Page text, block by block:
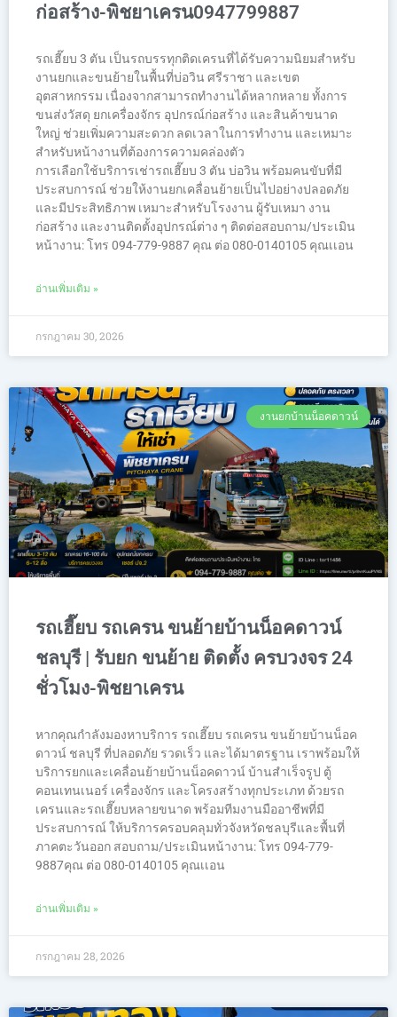
ก่อสร้าง-พิชยาเครน0947799887
รถเฮี๊ยบ 3 ตัน เป็นรถบรรทุกติดเครนที่ได้รับความนิยมสำหรับ
งานยกและขนย้ายในพื้นที่บ่อวิน ศรีราชา และเขต
อุตสาหกรรม เนื่องจากสามารถทำงานได้หลากหลาย ทั้งการ
ขนส่งวัสดุ ยกเครื่องจักร อุปกรณ์ก่อสร้าง และสินค้าขนาด
ใหญ่ ช่วยเพิ่มความสะดวก ลดเวลาในการทำงาน และเหมาะ
สำหรับหน้างานที่ต้องการความคล่องตัว
การเลือกใช้บริการเช่ารถเฮี๊ยบ 3 ตัน บ่อวิน พร้อมคนขับที่มี
ประสบการณ์ ช่วยให้งานยกเคลื่อนย้ายเป็นไปอย่างปลอดภัย
และมีประสิทธิภาพ เหมาะสำหรับโรงงาน ผู้รับเหมา งาน
ก่อสร้าง และงานติดตั้งอุปกรณ์ต่าง ๆ ติดต่อสอบถาม/ประเมิน
หน้างาน: โทร 094-779-9887 คุณ ต่อ 080-0140105 คุณเเอน
อ่านเพิ่มเติม »
กรกฎาคม 30, 2026
งานยกบ้านน็อคดาวน์
รถเฮี๊ยบ รถเครน ขนย้ายบ้านน็อคดาวน์
ชลบุรี | รับยก ขนย้าย ติดตั้ง ครบวงจร 24
ชั่วโมง-พิชยาเครน
หากคุณกำลังมองหาบริการ รถเฮี๊ยบ รถเครน ขนย้ายบ้านน็อค
ดาวน์ ชลบุรี ที่ปลอดภัย รวดเร็ว และได้มาตรฐาน เราพร้อมให้
บริการยกและเคลื่อนย้ายบ้านน็อคดาวน์ บ้านสำเร็จรูป ตู้
คอนเทนเนอร์ เครื่องจักร และโครงสร้างทุกประเภท ด้วยรถ
เครนและรถเฮี๊ยบหลายขนาด พร้อมทีมงานมืออาชีพที่มี
ประสบการณ์ ให้บริการครอบคลุมทั่วจังหวัดชลบุรีและพื้นที่
ภาคตะวันออก สอบถาม/ประเมินหน้างาน: โทร 094-779-
9887คุณ ต่อ 080-0140105 คุณเเอน
อ่านเพิ่มเติม »
กรกฎาคม 28, 2026